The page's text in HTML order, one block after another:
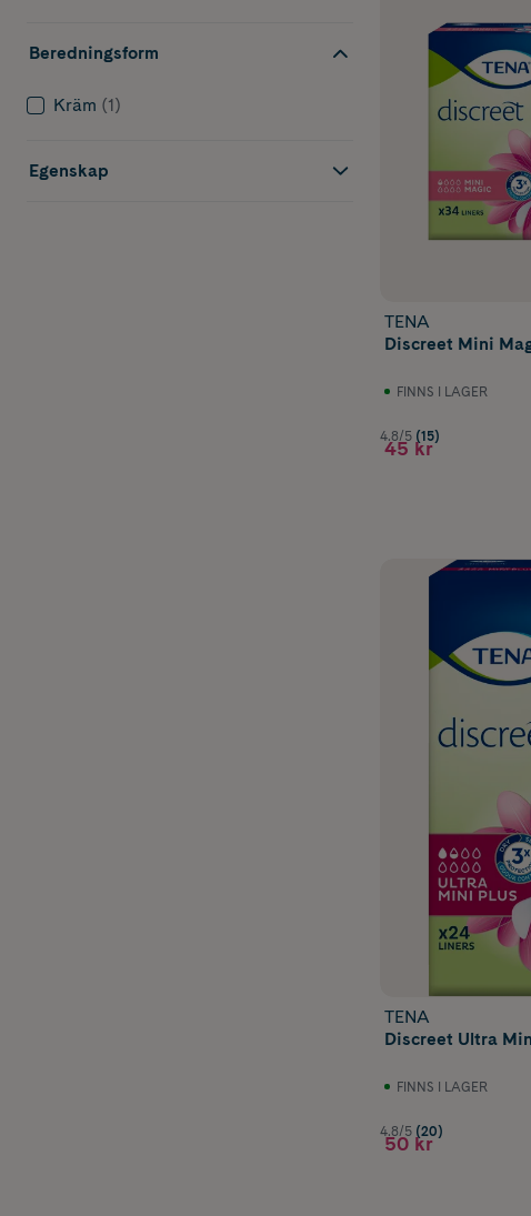
Beredningsform
Kräm (1)
Egenskap
TENA
Discreet Mini
FINNS I LAGER
4.8/5 (15)
45 kr
TENA
Discreet Ultra
FINNS I LAGER
4.8/5 (20)
50 kr